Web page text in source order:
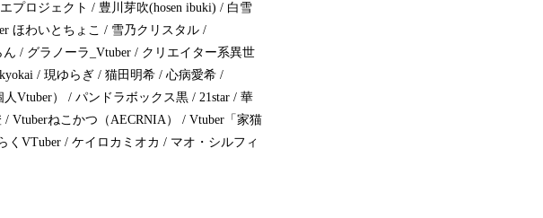
プロジェクト / 豊川芽吹(hosen ibuki) / 白雪
ほわいとちょこ / 雪乃クリスタル /
/ グラノーラ_Vtuber / クリエイター系異世
/ 現ゆらぎ / 猫田明希 / 心病愛希 /
Vtuber） / パンドラボックス黒 / 21star / 華
Vtuberねこかつ（AECRNIA） / Vtuber「家猫
VTuber / ケイロカミオカ / マオ・シルフィ